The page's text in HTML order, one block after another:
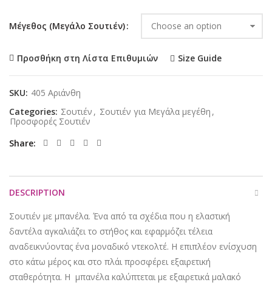
Μέγεθος (Μεγάλο Σουτιέν)
Προσθήκη στη Λίστα Επιθυμιών Size Guide
SKU: 405 Αριάνθη
Categories: Σουτιέν , Σουτιέν για Μεγάλα μεγέθη ,
Προσφορές Σουτιέν
Share
DESCRIPTION
Σουτιέν με μπανέλα. Ένα από τα σχέδια που η ελαστική
δαντέλα αγκαλιάζει το στήθος και εφαρμόζει τέλεια
αναδεικνύοντας ένα μοναδικό ντεκολτέ. Η επιπλέον ενίσχυση
στο κάτω μέρος και στο πλάι προσφέρει εξαιρετική
σταθερότητα. Η μπανέλα καλύπτεται με εξαιρετικά μαλακό